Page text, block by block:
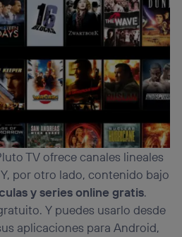
TV ofrece canales lineales
por otro lado, contenido bajo
y series online gratis.
Y puedes usarlo desde
aplicaciones para Android,